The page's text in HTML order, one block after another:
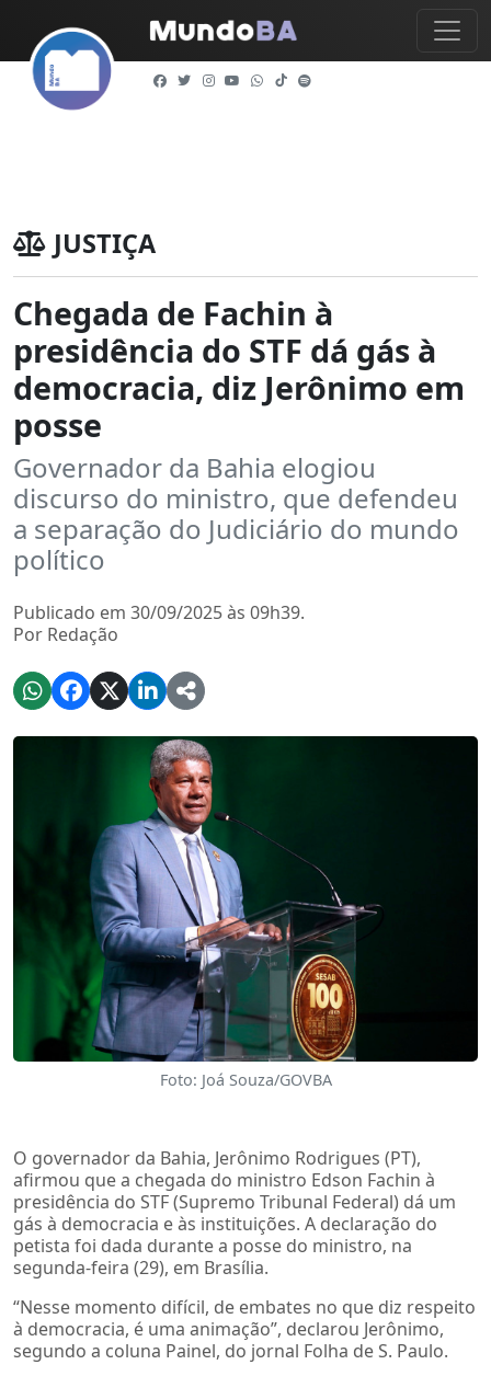
JUSTIÇA
Chegada de Fachin à
presidência do STF dá gás à
democracia, diz Jerônimo em
posse
Governador da Bahia elogiou
discurso do ministro, que defendeu
a separação do Judiciário do mundo
político
Publicado em 30/09/2025 às 09h39.
Por Redação
Foto: Joá Souza/GOVBA
O governador da Bahia, Jerônimo Rodrigues (PT),
afirmou que a chegada do ministro Edson Fachin à
presidência do STF (Supremo Tribunal Federal) dá um
gás à democracia e às instituições. A declaração do
petista foi dada durante a posse do ministro, na
segunda-feira (29), em Brasília.
“Nesse momento difícil, de embates no que diz respeito
à democracia, é uma animação”, declarou Jerônimo,
segundo a coluna Painel, do jornal Folha de S. Paulo.